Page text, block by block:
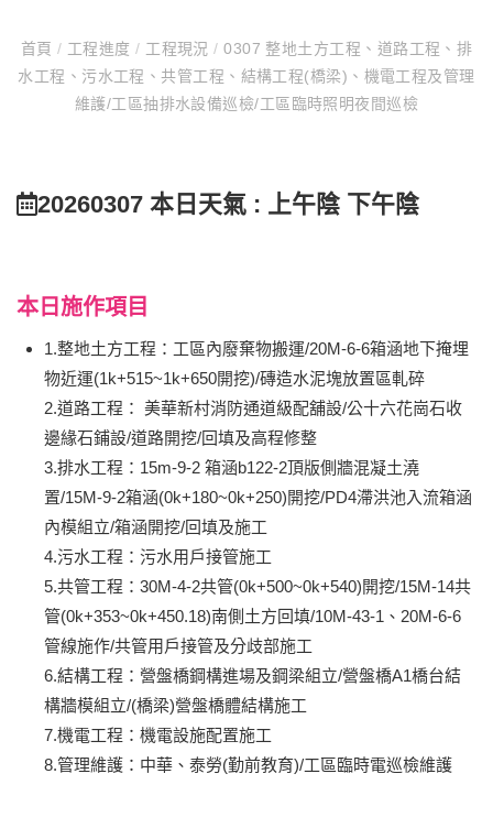
首頁/ 工程進度/ 工程現況/ 0307 整地土方工程、道路工程、排
水工程、污水工程、共管工程、結構工程(橋梁)、機電工程及管理
維護/工區抽排水設備巡檢/工區臨時照明夜間巡檢
20260307 本日天氣 : 上午陰 下午陰
本日施作項目
1.整地土方工程：工區內廢棄物搬運/20M-6-6箱涵地下掩埋
物近運(1k+515~1k+650開挖)/磚造水泥塊放置區軋碎
2.道路工程： 美華新村消防通道級配舖設/公十六花崗石收
邊緣石鋪設/道路開挖/回填及高程修整
3.排水工程：15m-9-2 箱涵b122-2頂版側牆混凝土澆
置/15M-9-2箱涵(0k+180~0k+250)開挖/PD4滯洪池入流箱涵
內模組立/箱涵開挖/回填及施工
4.污水工程：污水用戶接管施工
5.共管工程：30M-4-2共管(0k+500~0k+540)開挖/15M-14共
管(0k+353~0k+450.18)南側土方回填/10M-43-1、20M-6-6
管線施作/共管用戶接管及分歧部施工
6.結構工程：營盤橋鋼構進場及鋼梁組立/營盤橋A1橋台結
構牆模組立/(橋梁)營盤橋體結構施工
7.機電工程：機電設施配置施工
8.管理維護：中華、泰勞(勤前教育)/工區臨時電巡檢維護